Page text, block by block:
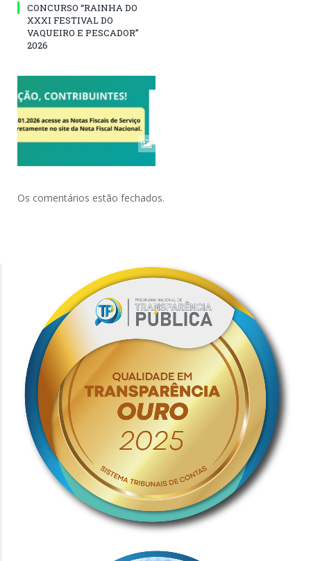
CONCURSO “RAINHA DO
XXXI FESTIVAL DO
VAQUEIRO E PESCADOR”
2026
Os comentários estão fechados.